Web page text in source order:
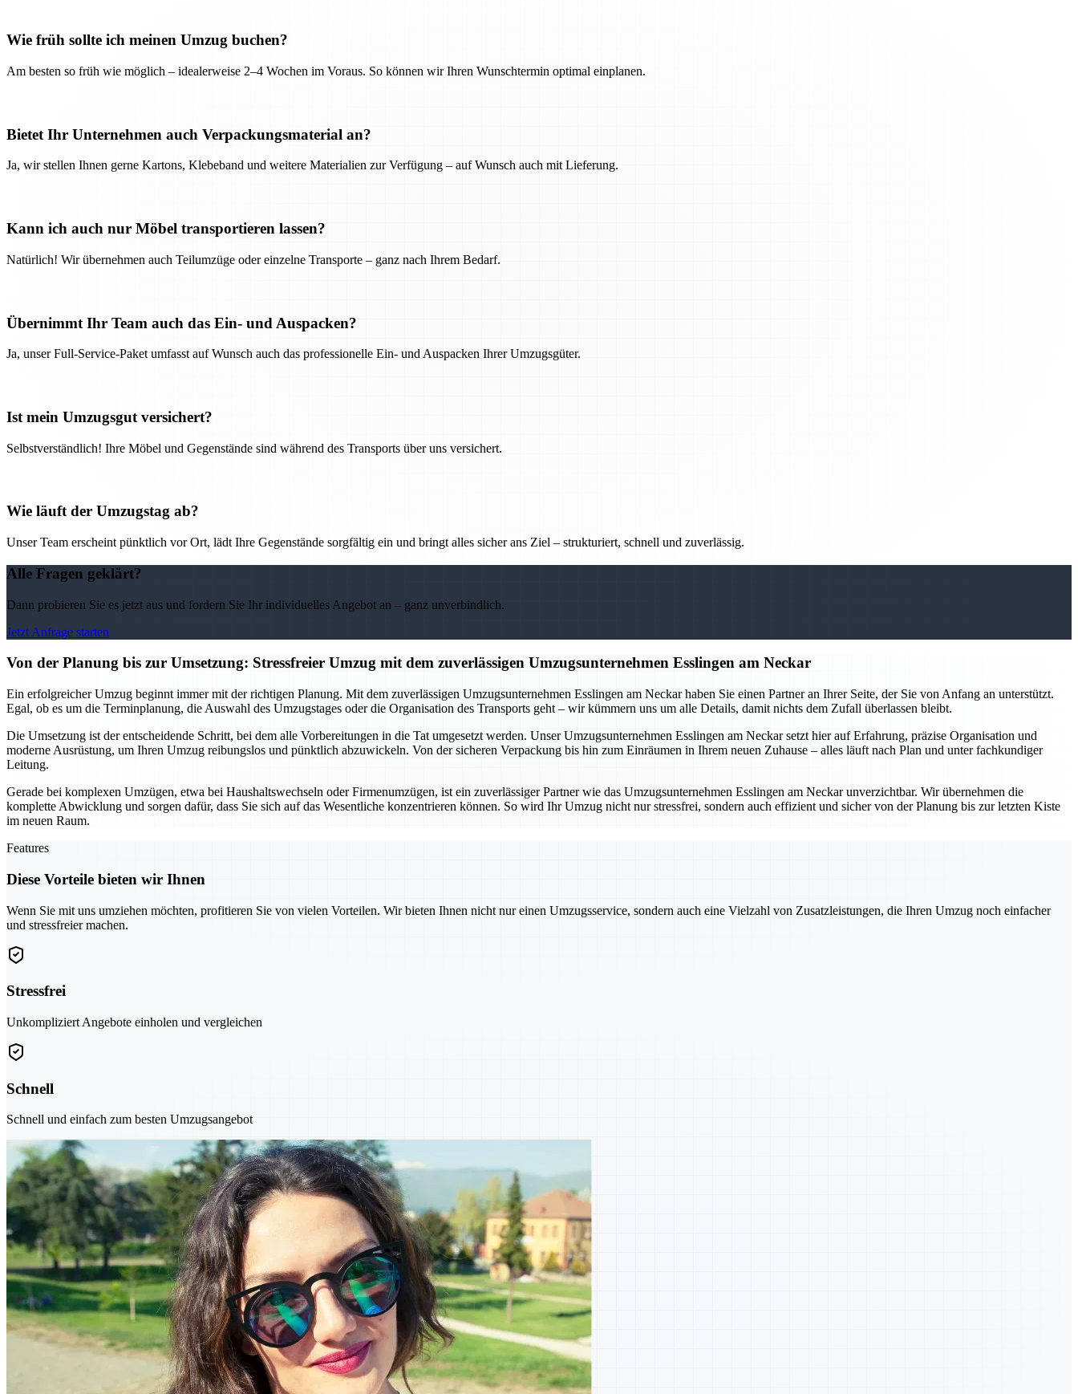
Wie früh sollte ich meinen Umzug buchen?
Am besten so früh wie möglich – idealerweise 2–4 Wochen im Voraus. So können wir Ihren Wunschtermin optimal einplanen.
Bietet Ihr Unternehmen auch Verpackungsmaterial an?
Ja, wir stellen Ihnen gerne Kartons, Klebeband und weitere Materialien zur Verfügung – auf Wunsch auch mit Lieferung.
Kann ich auch nur Möbel transportieren lassen?
Natürlich! Wir übernehmen auch Teilumzüge oder einzelne Transporte – ganz nach Ihrem Bedarf.
Übernimmt Ihr Team auch das Ein- und Auspacken?
Ja, unser Full-Service-Paket umfasst auf Wunsch auch das professionelle Ein- und Auspacken Ihrer Umzugsgüter.
Ist mein Umzugsgut versichert?
Selbstverständlich! Ihre Möbel und Gegenstände sind während des Transports über uns versichert.
Wie läuft der Umzugstag ab?
Unser Team erscheint pünktlich vor Ort, lädt Ihre Gegenstände sorgfältig ein und bringt alles sicher ans Ziel – strukturiert, schnell und zuverlässig.
Alle Fragen geklärt?
Dann probieren Sie es jetzt aus und fordern Sie Ihr individuelles Angebot an – ganz unverbindlich.
Jetzt Anfrage starten
Von der Planung bis zur Umsetzung: Stressfreier Umzug mit dem zuverlässigen Umzugsunternehmen Esslingen am Neckar
Ein erfolgreicher Umzug beginnt immer mit der richtigen Planung. Mit dem zuverlässigen Umzugsunternehmen Esslingen am Neckar haben Sie einen Partner an Ihrer Seite, der Sie von Anfang an unterstützt.
Egal, ob es um die Terminplanung, die Auswahl des Umzugstages oder die Organisation des Transports geht – wir kümmern uns um alle Details, damit nichts dem Zufall überlassen bleibt.
Die Umsetzung ist der entscheidende Schritt, bei dem alle Vorbereitungen in die Tat umgesetzt werden. Unser Umzugsunternehmen Esslingen am Neckar setzt hier auf Erfahrung, präzise Organisation und
moderne Ausrüstung, um Ihren Umzug reibungslos und pünktlich abzuwickeln. Von der sicheren Verpackung bis hin zum Einräumen in Ihrem neuen Zuhause – alles läuft nach Plan und unter fachkundiger
Leitung.
Gerade bei komplexen Umzügen, etwa bei Haushaltswechseln oder Firmenumzügen, ist ein zuverlässiger Partner wie das Umzugsunternehmen Esslingen am Neckar unverzichtbar. Wir übernehmen die
komplette Abwicklung und sorgen dafür, dass Sie sich auf das Wesentliche konzentrieren können. So wird Ihr Umzug nicht nur stressfrei, sondern auch effizient und sicher von der Planung bis zur letzten Kiste
im neuen Raum.
Features
Diese Vorteile bieten wir Ihnen
Wenn Sie mit uns umziehen möchten, profitieren Sie von vielen Vorteilen. Wir bieten Ihnen nicht nur einen Umzugsservice, sondern auch eine Vielzahl von Zusatzleistungen, die Ihren Umzug noch einfacher
und stressfreier machen.
Stressfrei
Unkompliziert Angebote einholen und vergleichen
Schnell
Schnell und einfach zum besten Umzugsangebot